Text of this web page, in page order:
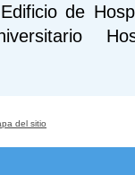
de
del sitio